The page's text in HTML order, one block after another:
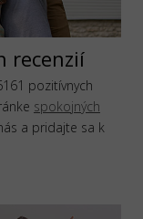
recenzií
pozitívnych
spokojných
a pridajte sa k